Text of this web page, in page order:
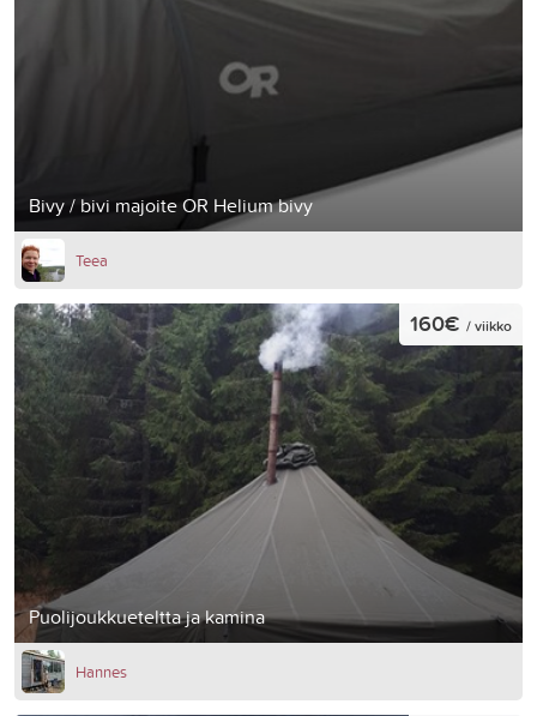
Bivy / bivi majoite OR Helium bivy
Teea
Puolijoukkueteltta ja kamina
160€ / viikko
Hannes